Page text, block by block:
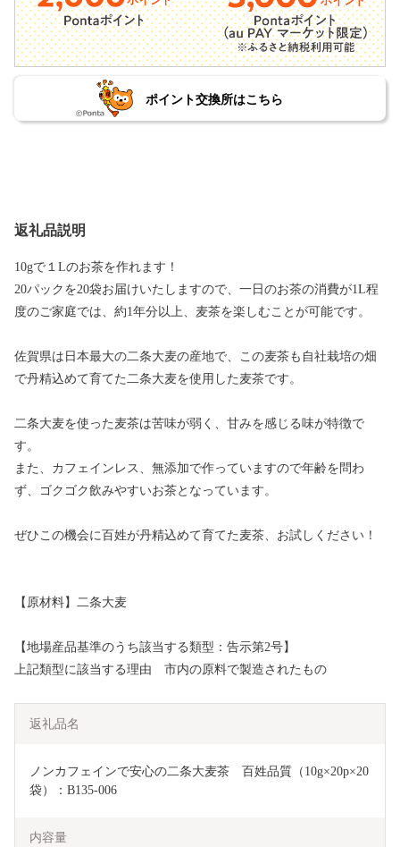
ポイント交換所はこちら
返礼品説明
10gで１Lのお茶を作れます！
20パックを20袋お届けいたしますので、一日のお茶の消費が1L程
度のご家庭では、約1年分以上、麦茶を楽しむことが可能です。
佐賀県は日本最大の二条大麦の産地で、この麦茶も自社栽培の畑
で丹精込めて育てた二条大麦を使用した麦茶です。
二条大麦を使った麦茶は苦味が弱く、甘みを感じる味が特徴で
す。
また、カフェインレス、無添加で作っていますので年齢を問わ
ず、ゴクゴク飲みやすいお茶となっています。
ぜひこの機会に百姓が丹精込めて育てた麦茶、お試しください！
【原材料】二条大麦
【地場産品基準のうち該当する類型：告示第2号】
上記類型に該当する理由 市内の原料で製造されたもの
返礼品名
ノンカフェインで安心の二条大麦茶　百姓品質（10g×20p×20
袋）：B135-006
内容量